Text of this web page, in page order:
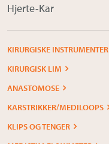
Hjerte-Kar
KIRURGISKE INSTRUMENTER
KIRURGISK LIM
ANASTOMOSE
KARSTRIKKER/MEDILOOPS
KLIPS OG TENGER